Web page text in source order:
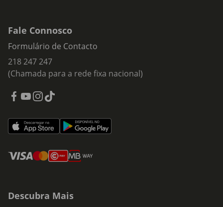
Fale Connosco
Formulário de Contacto
218 247 247
(Chamada para a rede fixa nacional)
Descubra Mais